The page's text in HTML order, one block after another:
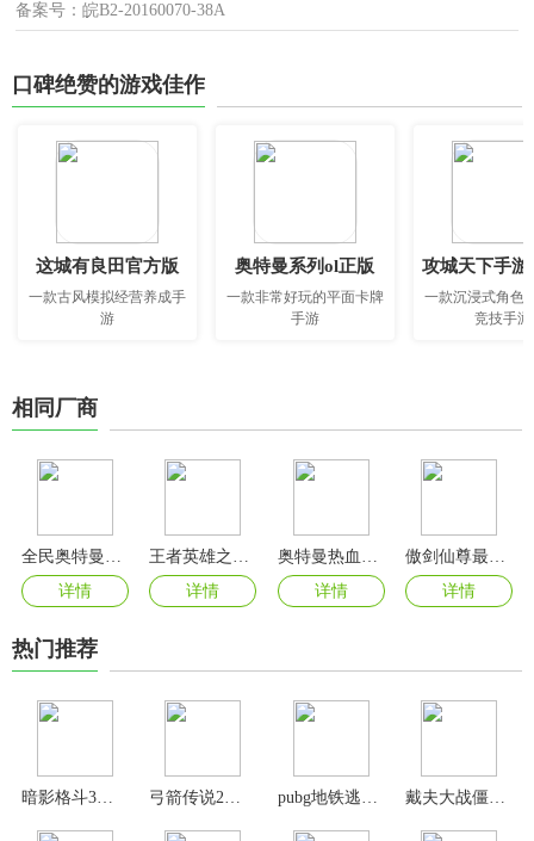
备案号：皖B2-20160070-38A
口碑绝赞的游戏佳作
这城有良田官方版
一款古风模拟经营养成手
游
奥特曼系列ol正版
一款非常好玩的平面卡牌
手游
攻城天下手游
一款沉浸式角色
竞技手游
相同厂商
详情
详情
详情
详情
热门推荐
暗影格斗3国际服